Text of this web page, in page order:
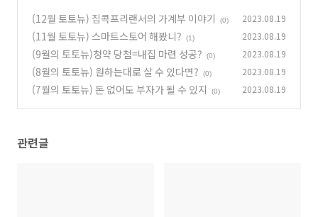
(12월 토토뉴) 집콕프리랜서의 가계부 이야기
(0) 2023.08.19
(11월 토토뉴) 스마트스토어 해봤니? (1) 2023.08.19
(9월의 토토뉴)청약 당첨=내집 마련 성공? (0) 2023.08.19
(8월의 토토뉴) 원하는대로 살 수 있다면? (0) 2023.08.19
(7월의 토토뉴) 돈 없어도 부자가 될 수 있지 (0) 2023.08.19
관련글